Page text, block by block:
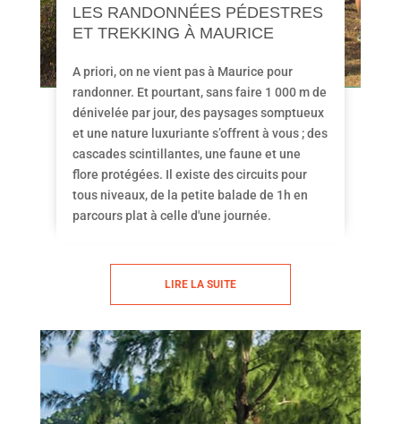
LES RANDONNÉES PÉDESTRES
ET TREKKING À MAURICE
A priori, on ne vient pas à Maurice pour
randonner. Et pourtant, sans faire 1 000 m de
dénivelée par jour, des paysages somptueux
et une nature luxuriante s’offrent à vous ; des
cascades scintillantes, une faune et une
flore protégées. Il existe des circuits pour
tous niveaux, de la petite balade de 1h en
parcours plat à celle d'une journée.
LIRE LA SUITE